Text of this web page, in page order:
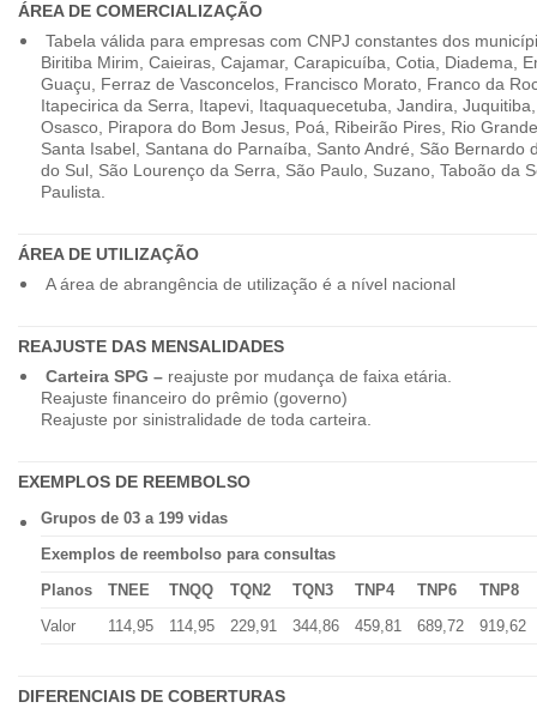
ÁREA DE COMERCIALIZAÇÃO
Tabela válida para empresas com CNPJ constantes dos
Biritiba Mirim, Caieiras, Cajamar, Carapicuíba, Cotia, Diadema,
Guaçu, Ferraz de Vasconcelos, Francisco Morato, Franco da
Itapecirica da Serra, Itapevi, Itaquaquecetuba, Jandira,
Osasco, Pirapora do Bom Jesus, Poá, Ribeirão Pires, Rio
Santa Isabel, Santana do Parnaíba, Santo André, São Bernardo
do Sul, São Lourenço da Serra, São Paulo, Suzano, Taboão da
Paulista.
ÁREA DE UTILIZAÇÃO
A área de abrangência de utilização é a nível nacional
REAJUSTE DAS MENSALIDADES
Carteira SPG –reajuste por mudança de faixa etária.
Reajuste financeiro do prêmio (governo)
Reajuste por sinistralidade de toda carteira.
EXEMPLOS DE REEMBOLSO
Grupos de 03 a 199 vidas
Exemplos de reembolso para consultas
Planos
TNEE TNQQ TQN2 TQN3 TNP4 TNP6
TNP8
Valor
114,95 114,95 229,91 344,86 459,81 689,72 919,62
DIFERENCIAIS DE COBERTURAS